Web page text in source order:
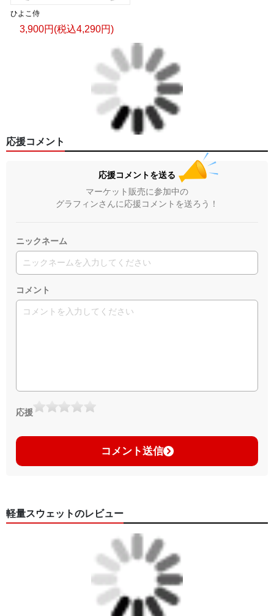
ひよこ侍
3,900円(税込4,290円)
応援コメント
応援コメントを送る
マーケット販売に参加中の
グラフィンさんに応援コメントを送ろう！
ニックネーム
コメント
応援
コメント送信
軽量スウェットのレビュー